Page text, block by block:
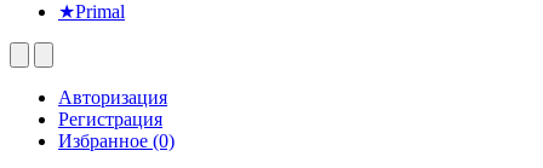
★Primal
Авторизация
Регистрация
Избранное (0)